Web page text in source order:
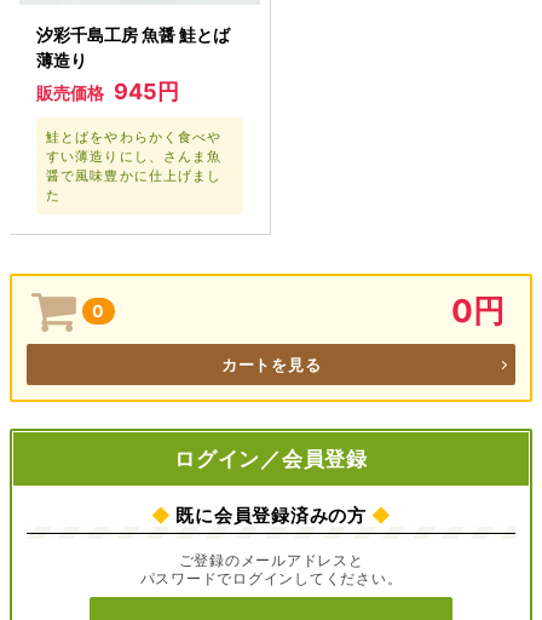
汐彩千島工房 魚醤 鮭とば
薄造り
販売価格 945円
鮭とばをやわらかく食べや
すい薄造りにし、さんま魚
醤で風味豊かに仕上げまし
た
0 0円
カートを見る
ログイン／会員登録
◆ 既に会員登録済みの方 ◆
ご登録のメールアドレスと
パスワードでログインしてください。